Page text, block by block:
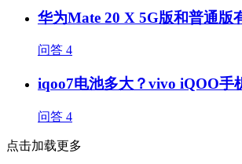
华为Mate 20 X 5G版和普通版
问答 4
iqoo7电池多大？vivo iQOO手
问答 4
点击加载更多